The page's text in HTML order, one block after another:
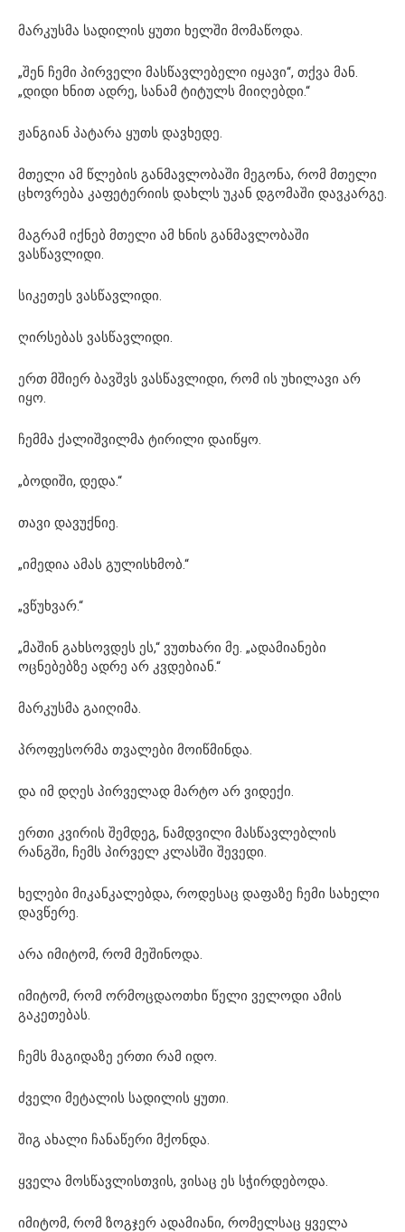
მარკუსმა სადილის ყუთი ხელში მომაწოდა.
„შენ ჩემი პირველი მასწავლებელი იყავი“, თქვა მან.
„დიდი ხნით ადრე, სანამ ტიტულს მიიღებდი.“
ჟანგიან პატარა ყუთს დავხედე.
მთელი ამ წლების განმავლობაში მეგონა, რომ მთელი
ცხოვრება კაფეტერიის დახლს უკან დგომაში დავკარგე.
მაგრამ იქნებ მთელი ამ ხნის განმავლობაში
ვასწავლიდი.
სიკეთეს ვასწავლიდი.
ღირსებას ვასწავლიდი.
ერთ მშიერ ბავშვს ვასწავლიდი, რომ ის უხილავი არ
იყო.
ჩემმა ქალიშვილმა ტირილი დაიწყო.
„ბოდიში, დედა.“
თავი დავუქნიე.
„იმედია ამას გულისხმობ.“
„ვწუხვარ.“
„მაშინ გახსოვდეს ეს,“ ვუთხარი მე. „ადამიანები
ოცნებებზე ადრე არ კვდებიან.“
მარკუსმა გაიღიმა.
პროფესორმა თვალები მოიწმინდა.
და იმ დღეს პირველად მარტო არ ვიდექი.
ერთი კვირის შემდეგ, ნამდვილი მასწავლებლის
რანგში, ჩემს პირველ კლასში შევედი.
ხელები მიკანკალებდა, როდესაც დაფაზე ჩემი სახელი
დავწერე.
არა იმიტომ, რომ მეშინოდა.
იმიტომ, რომ ორმოცდაოთხი წელი ველოდი ამის
გაკეთებას.
ჩემს მაგიდაზე ერთი რამ იდო.
ძველი მეტალის სადილის ყუთი.
შიგ ახალი ჩანაწერი მქონდა.
ყველა მოსწავლისთვის, ვისაც ეს სჭირდებოდა.
იმიტომ, რომ ზოგჯერ ადამიანი, რომელსაც ყველა